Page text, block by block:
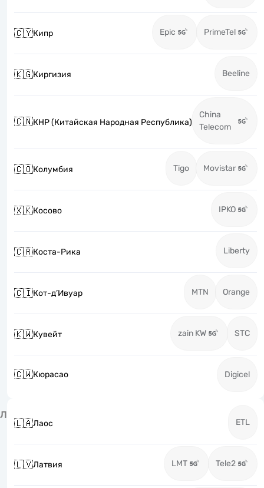
🇨🇾Кипр Epic PrimeTel
🇰🇬Киргизия Beeline
🇨🇳КНР (Китайская Народная Республика)
China
Telecom
🇨🇴Колумбия Tigo Movistar
🇽🇰Косово IPKO
🇨🇷Коста-Рика Liberty
🇨🇮Кот-д’Ивуар MTN Orange
🇰🇼Кувейт zain KW STC
🇨🇼Кюрасао Digicel
Л
🇱🇦Лаос ETL
🇱🇻Латвия LMT Tele2